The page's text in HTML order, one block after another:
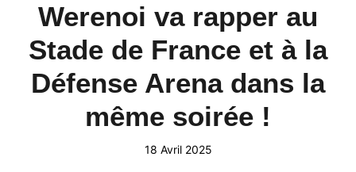
Werenoi va rapper au
Stade de France et à la
Défense Arena dans la
même soirée !
18 Avril 2025